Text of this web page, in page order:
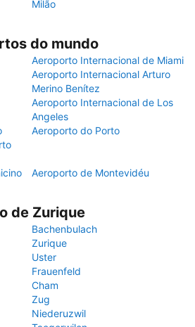
Milão
do mundo
Aeroporto Internacional de Miami
Aeroporto Internacional Arturo
Merino Benítez
Aeroporto Internacional de Los
Angeles
Aeroporto do Porto
Aeroporto de Montevidéu
de Zurique
Bachenbulach
Zurique
Uster
Frauenfeld
Cham
Zug
Niederuzwil